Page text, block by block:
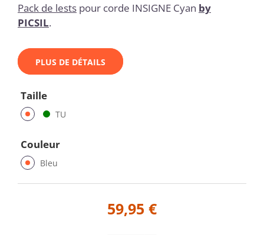
Pack de lests pour corde INSIGNE Cyan by
PICSIL.
PLUS DE DÉTAILS
Taille
TU
Couleur
Bleu
59,95 €